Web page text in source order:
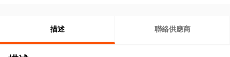
描述 聯絡供應商